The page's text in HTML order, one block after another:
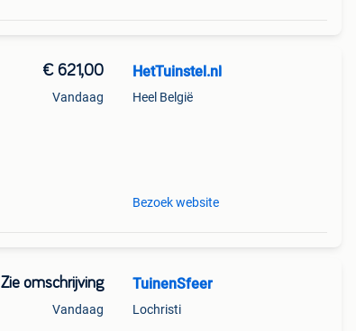
€ 621,00
Vandaag
HetTuinstel.nl
Heel België
Bezoek website
Zie omschrijving
Vandaag
TuinenSfeer
Lochristi